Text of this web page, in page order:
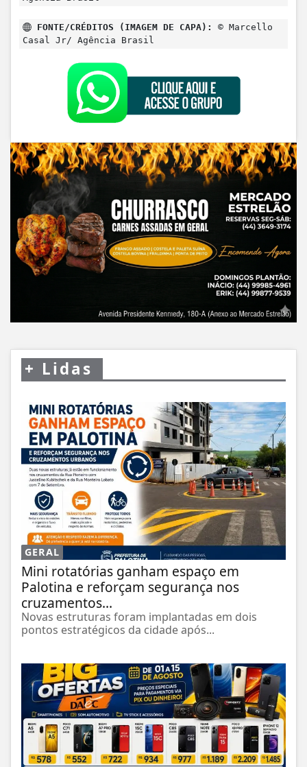
FONTE/CRÉDITOS (IMAGEM DE CAPA):
© Marcello
Casal Jr/ Agência Brasil
+ Lidas
GERAL
Mini rotatórias ganham espaço em
Palotina e reforçam segurança nos
cruzamentos...
Novas estruturas foram implantadas em dois
pontos estratégicos da cidade após...